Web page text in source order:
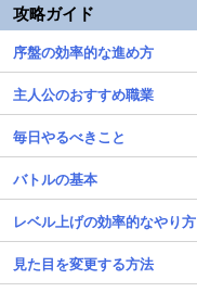
攻略ガイド
序盤の効率的な進め方
主人公のおすすめ職業
毎日やるべきこと
バトルの基本
レベル上げの効率的なやり方
見た目を変更する方法